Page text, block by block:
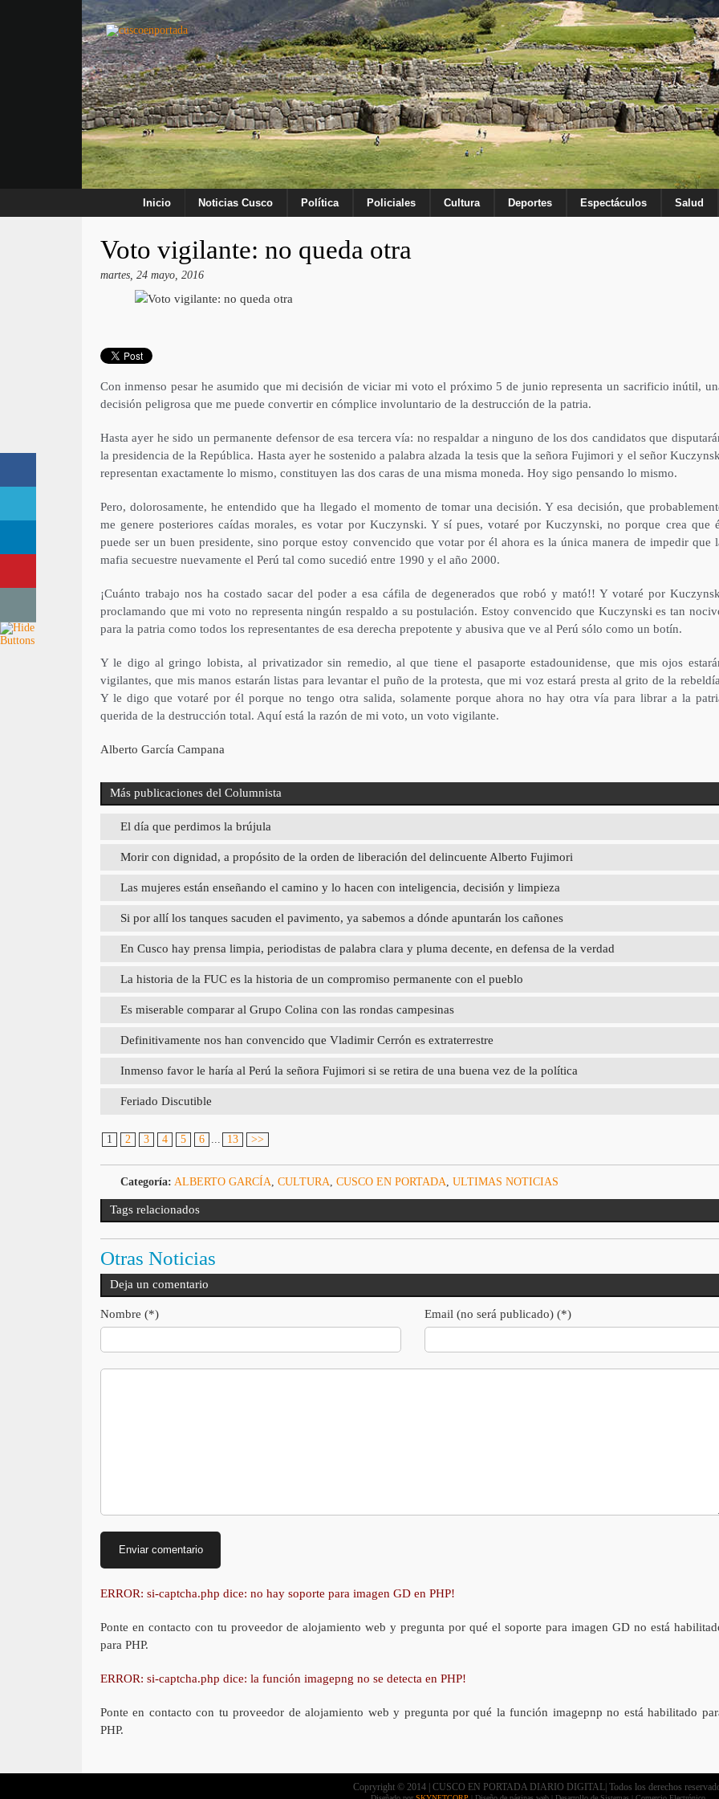
Inicio Noticias Cusco Política Policiales Cultura Deportes Espectáculos Salud
Voto vigilante: no queda otra
martes, 24 mayo, 2016
Con inmenso pesar he asumido que mi decisión de viciar mi voto el próximo 5 de junio representa un sacrificio inútil,
decisión peligrosa que me puede convertir en cómplice involuntario de la destrucción de la patria.
Hasta ayer he sido un permanente defensor de esa tercera vía: no respaldar a ninguno de los dos candidatos que
la presidencia de la República. Hasta ayer he sostenido a palabra alzada la tesis que la señora Fujimori y el señor
representan exactamente lo mismo, constituyen las dos caras de una misma moneda. Hoy sigo pensando lo mismo.
Pero, dolorosamente, he entendido que ha llegado el momento de tomar una decisión. Y esa decisión, que
me genere posteriores caídas morales, es votar por Kuczynski. Y sí pues, votaré por Kuczynski, no porque crea que
puede ser un buen presidente, sino porque estoy convencido que votar por él ahora es la única manera de impedir que
mafia secuestre nuevamente el Perú tal como sucedió entre 1990 y el año 2000.
¡Cuánto trabajo nos ha costado sacar del poder a esa cáfila de degenerados que robó y mató!! Y votaré por
proclamando que mi voto no representa ningún respaldo a su postulación. Estoy convencido que Kuczynski es tan
para la patria como todos los representantes de esa derecha prepotente y abusiva que ve al Perú sólo como un botín.
Y le digo al gringo lobista, al privatizador sin remedio, al que tiene el pasaporte estadounidense, que mis ojos
vigilantes, que mis manos estarán listas para levantar el puño de la protesta, que mi voz estará presta al grito de la
Y le digo que votaré por él porque no tengo otra salida, solamente porque ahora no hay otra vía para librar a la
querida de la destrucción total. Aquí está la razón de mi voto, un voto vigilante.
Alberto García Campana
Más publicaciones del Columnista
El día que perdimos la brújula
Morir con dignidad, a propósito de la orden de liberación del delincuente Alberto Fujimori
Las mujeres están enseñando el camino y lo hacen con inteligencia, decisión y limpieza
Si por allí los tanques sacuden el pavimento, ya sabemos a dónde apuntarán los cañones
En Cusco hay prensa limpia, periodistas de palabra clara y pluma decente, en defensa de la verdad
La historia de la FUC es la historia de un compromiso permanente con el pueblo
Es miserable comparar al Grupo Colina con las rondas campesinas
Definitivamente nos han convencido que Vladimir Cerrón es extraterrestre
Inmenso favor le haría al Perú la señora Fujimori si se retira de una buena vez de la política
Feriado Discutible
1 2 3 4 5 6 13 >>
Categoría: ALBERTO GARCÍA CULTURA CUSCO EN PORTADA ULTIMAS NOTICIAS
Tags relacionados
Otras Noticias
Deja un comentario
Nombre (*) Email (no será publicado) (*)
ERROR: si-captcha.php dice: no hay soporte para imagen GD en PHP!
Ponte en contacto con tu proveedor de alojamiento web y pregunta por qué el soporte para imagen GD no está
para PHP.
ERROR: si-captcha.php dice: la función imagepng no se detecta en PHP!
Ponte en contacto con tu proveedor de alojamiento web y pregunta por qué la función imagepnp no está habilitado
PHP.
Copryright © 2014 | CUSCO EN PORTADA DIARIO DIGITAL| Todos los derechos